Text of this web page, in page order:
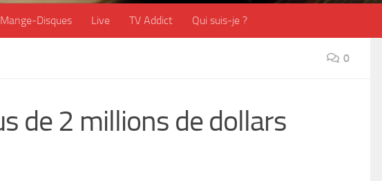
Mange-Disques Live TV Addict Qui suis-je ?
0
de 2 millions de dollars